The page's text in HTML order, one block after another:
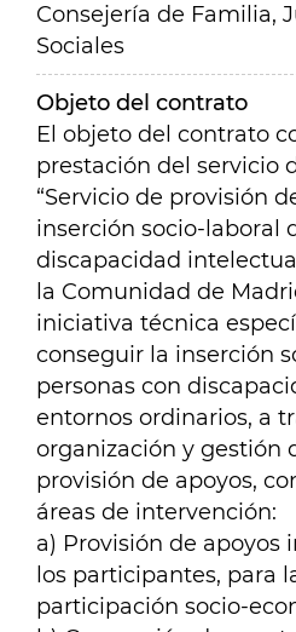
Consejería de Familia,
Sociales
Objeto del contrato
El objeto del contrato
prestación del servicio
“Servicio de provisión
inserción socio-laboral
discapacidad
la Comunidad de
iniciativa técnica
conseguir la inserción
personas con
entornos ordinarios, a
organización y gestión
provisión de apoyos,
áreas de intervención:
a) Provisión de apoyos
los participantes, para
participación socio-